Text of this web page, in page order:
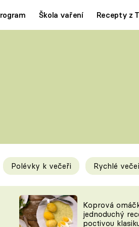
Škola vaření Recepty z
Tipy a triky
KAM ZA JÍDLEM
Polévky k večeři Rychlé
Koprová
jednoduchý
poctivou